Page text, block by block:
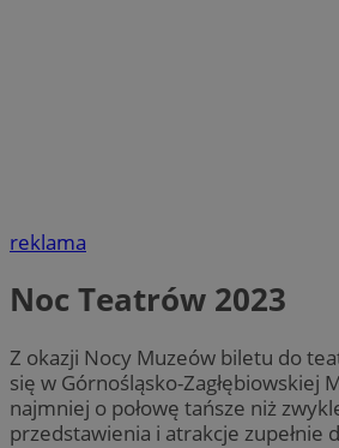
reklama
Noc Teatrów 2023
Z okazji Nocy Muzeów biletu do
się w Górnośląsko-Zagłębiowskiej
najmniej o połowę tańsze niż
przedstawienia i atrakcje zupełnie